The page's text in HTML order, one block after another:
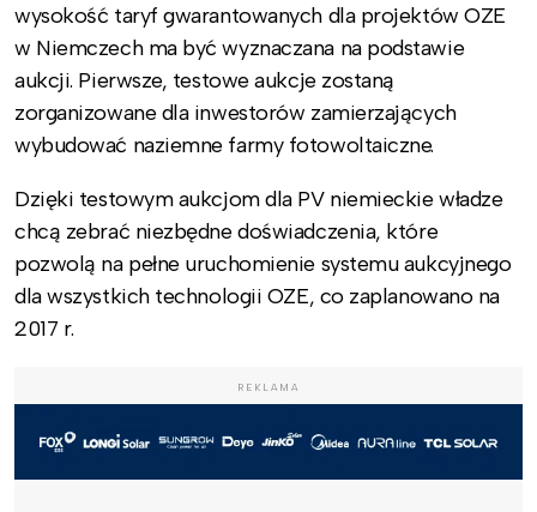
wysokość taryf gwarantowanych dla projektów OZE
w Niemczech ma być wyznaczana na podstawie
aukcji. Pierwsze, testowe aukcje zostaną
zorganizowane dla inwestorów zamierzających
wybudować naziemne farmy fotowoltaiczne.
Dzięki testowym aukcjom dla PV niemieckie władze
chcą zebrać niezbędne doświadczenia, które
pozwolą na pełne uruchomienie systemu aukcyjnego
dla wszystkich technologii OZE, co zaplanowano na
2017 r.
REKLAMA